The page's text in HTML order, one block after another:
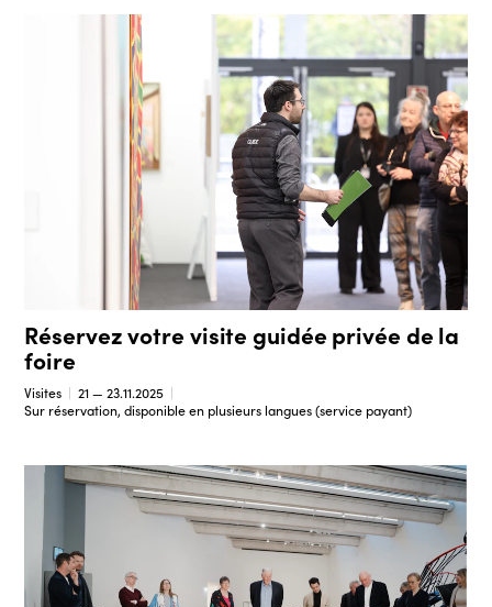
Réservez votre visite guidée privée de la
foire
Visites
21 — 23.11.2025
Sur réservation, disponible en plusieurs langues (service payant)